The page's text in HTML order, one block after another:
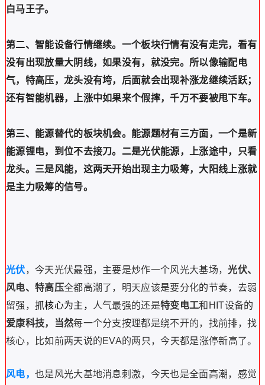
白马王子。
第二、智能设备行情继续。一个板块行情有没有走完，看有
没有出现放量大阴线，如果没有，就没完。所以像输配电
气，特高压，龙头没有垮，后面就会出现补涨龙继续活跃；
还有智能机器，上涨中如果来个假摔，千万不要被甩下车。
第三、能源替代的板块机会。能源题材有三方面，一个是新
能源锂电，到位不去接刀。二是光伏能源，上涨途中，只看
龙头。三是风能，这两天开始出现主力吸筹，大阳线上涨就
是主力吸筹的信号。
光伏，今天光伏最强，主要是炒作一个风光大基场，光伏、
风电、特高压全都高潮了，明天应该是要分化的节奏，去弱
留强， 抓核心为主， 人气最强的还是特变电工和 H IT设备的
爱康科技，当然每一个分支按理都是绕不开的，找前排，找
核心，比如前两天说的EVA的两只，今天都是涨停新高了。
风电， 也是风光大基地消息刺激， 今天也是全面高潮，感觉